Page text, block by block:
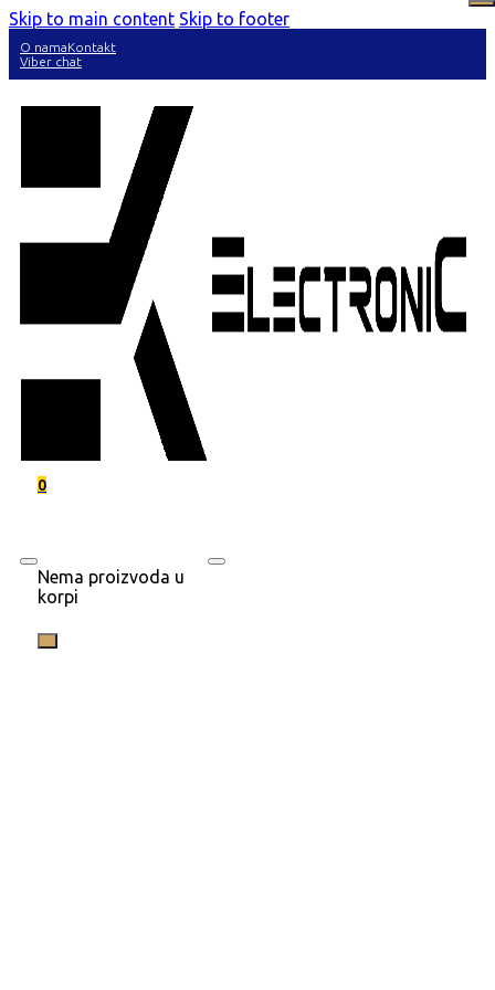
Skip to main content Skip to footer
O namaKontakt
Viber chat
0
Nema proizvoda u
korpi